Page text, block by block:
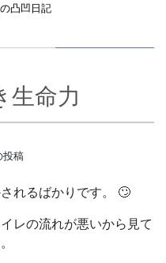
凸凹日記
生命力
投稿
れるばかりです。 🙄
イレの流れが悪いから見て